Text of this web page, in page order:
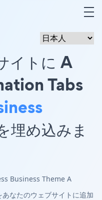
イトに A
Tabs
埋め込みま
Business Theme A
なたのウェブサイトに追加